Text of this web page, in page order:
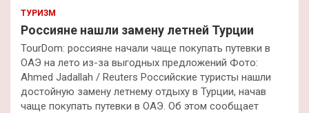
ТУРИЗМ
Россияне нашли замену летней Турции
TourDom: россияне начали чаще покупать путевки в
ОАЭ на лето из-за выгодных предложений Фото:
Ahmed Jadallah / Reuters Российские туристы нашли
достойную замену летнему отдыху в Турции, начав
чаще покупать путевки в ОАЭ. Об этом сообщает